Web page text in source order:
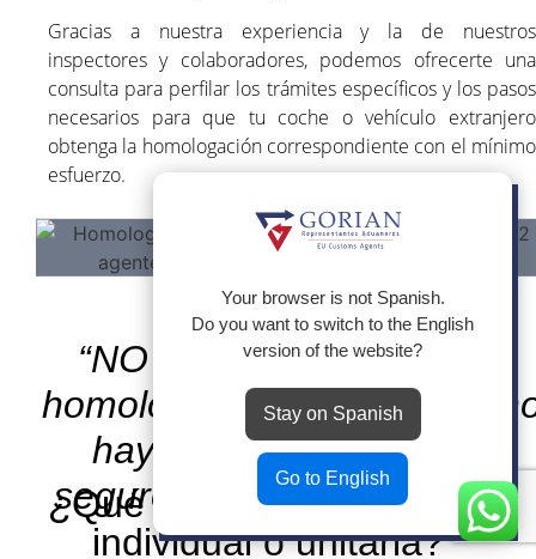
Gracias a nuestra experiencia y la de nuestros
inspectores y colaboradores, podemos ofrecerte una
consulta para perfilar los trámites específicos y los pasos
necesarios para que tu coche o vehículo extranjero
obtenga la homologación correspondiente con el mínimo
esfuerzo.
“NO ES OPCIONAL - Sin
homologación no hay ITV,
hay matrícula, y no hay
seguro válido. Así de claro.”
¿Qué es la homologación
individual o unitaria?
Politica de Cookies
Utilizamos cookies propias para el
página web y de todos sus
servicios, y de terceros para
analizar el tráfico en nuestra página
web. Si continua navegando,
consideramos que acepta su uso.
Rechazar Todo
Control de Cookies Leer Más
Aceptar Todo
Your browser is not Spanish.
Do you want to switch to the English
version of the website?
Stay on Spanish
Go to English